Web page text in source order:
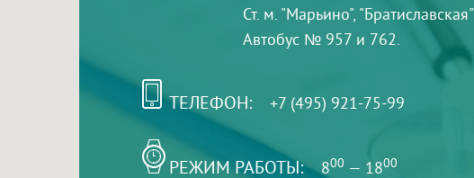
Ст. м. "Марьино", "Братиславская"
Автобус № 957 и 762.
ТЕЛЕФОН: +7 (495) 921-75-99
РЕЖИМ РАБОТЫ: 800 — 1800